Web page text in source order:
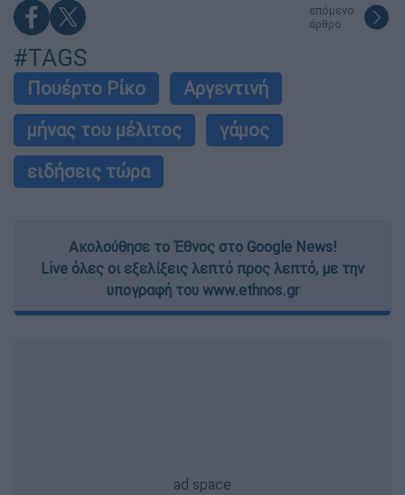
επόμενο
άρθρο
#TAGS
Πουέρτο Ρίκο
Αργεντινή
μήνας του μέλιτος
γάμος
ειδήσεις τώρα
Ακολούθησε το Έθνος στο Google News!
Live όλες οι εξελίξεις λεπτό προς λεπτό, με την
υπογραφή του www.ethnos.gr